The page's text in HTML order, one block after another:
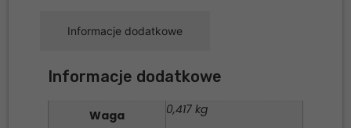
Informacje dodatkowe
Informacje dodatkowe
Waga 0,417 kg